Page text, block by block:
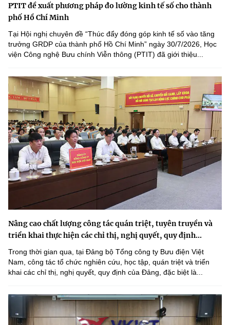
PTIT đề xuất phương pháp đo lường kinh tế số cho thành
phố Hồ Chí Minh
Tại Hội nghị chuyên đề “Thúc đẩy đóng góp kinh tế số vào tăng
trưởng GRDP của thành phố Hồ Chí Minh” ngày 30/7/2026, Học
viện Công nghệ Bưu chính Viễn thông (PTIT) đã giới thiệu...
Nâng cao chất lượng công tác quán triệt, tuyên truyền và
triển khai thực hiện các chỉ thị, nghị quyết, quy định...
Trong thời gian qua, tại Đảng bộ Tổng công ty Bưu điện Việt
Nam, công tác tổ chức nghiên cứu, học tập, quán triệt và triển
khai các chỉ thị, nghị quyết, quy định của Đảng, đặc biệt là...